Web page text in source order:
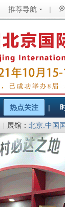
推荐导航 |
热点关注 |
| 展馆： 北京.中国